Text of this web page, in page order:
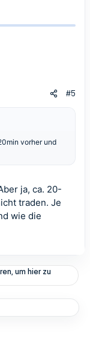
#5
vorher und
ja, ca. 20-
traden. Je
wie die
um hier zu